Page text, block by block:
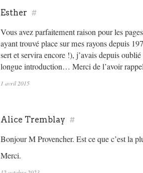
Esther #
Vous avez parfaitement raison pour les
ayant trouvé place sur mes rayons depuis
sert et servira encore !), j’avais depuis
longue introduction… Merci de l’avoir
1 avril 2015
Alice Tremblay #
Bonjour M Provencher. Est ce que c’est la
Merci.